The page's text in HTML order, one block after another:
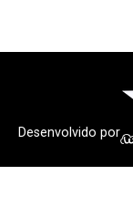
Desenvolvido por